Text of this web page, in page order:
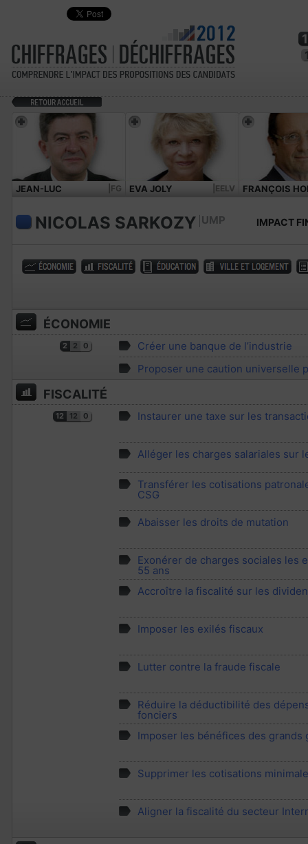
JEAN-LUC
|FG EVA JOLY |EELV FRANÇOIS
NICOLAS SARKOZY UMP IMPACT
ÉCONOMIE
2 2 0
Créer une banque de l’industrie
Proposer une caution universelle
FISCALITÉ
12 12 0 Instaurer une taxe sur les
Alléger les charges salariales sur
Transférer les cotisations
CSG
Abaisser les droits de mutation
Exonérer de charges sociales les
55 ans
Accroître la fiscalité sur les
Imposer les exilés fiscaux
Lutter contre la fraude fiscale
Réduire la déductibilité des
fonciers
Imposer les bénéfices des grands
Supprimer les cotisations
Aligner la fiscalité du secteur